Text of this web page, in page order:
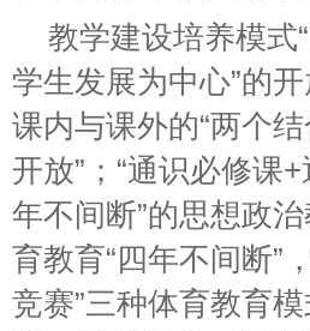
教学建设培养模式
学生发展为中心”的
课内与课外的“两个
开放”；“通识必修课
年不间断”的思想政
育教育“四年不间断”
竞赛”三种体育教育